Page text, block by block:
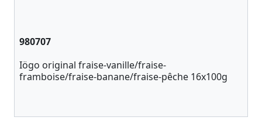
980707
Iögo original fraise-vanille/fraise-
framboise/fraise-banane/fraise-pêche 16x100g